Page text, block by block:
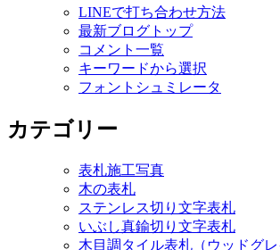
LINEで打ち合わせ方法
最新ブログトップ
コメント一覧
キーワードから選択
フォントシュミレータ
カテゴリー
表札施工写真
木の表札
ステンレス切り文字表札
いぶし真鍮切り文字表札
木目調タイル表札（ウッドグレ